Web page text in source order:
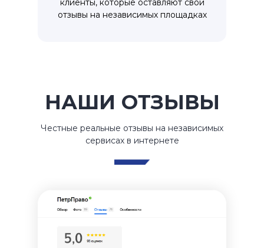
клиенты, которые оставляют свои
отзывы на независимых площадках
НАШИ ОТЗЫВЫ
Честные реальные отзывы на независимых
сервисах в интернете